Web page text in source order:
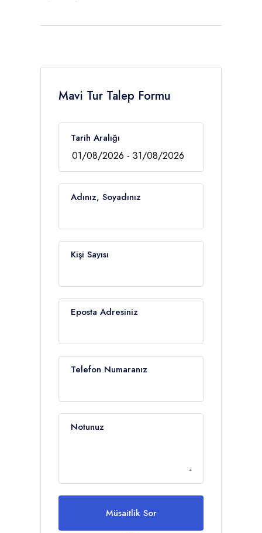
Mavi Tur Talep Formu
Tarih Aralığı
Adınız, Soyadınız
Kişi Sayısı
Eposta Adresiniz
Telefon Numaranız
Notunuz
Müsaitlik Sor